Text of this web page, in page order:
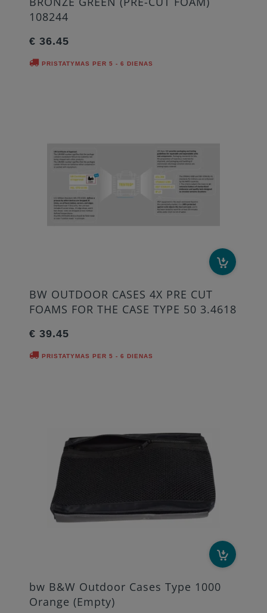
108244
€ 36.45
PRISTATYMAS PER 5 - 6 DIENAS
BW OUTDOOR CASES 4X PRE CUT
FOAMS FOR THE CASE TYPE 50 3.4618
€ 39.45
PRISTATYMAS PER 5 - 6 DIENAS
bw B&W Outdoor Cases Type 1000
Orange (Empty)